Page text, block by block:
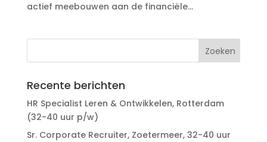
actief meebouwen aan de financiële...
Recente berichten
HR Specialist Leren & Ontwikkelen, Rotterdam
(32-40 uur p/w)
Sr. Corporate Recruiter, Zoetermeer, 32-40 uur